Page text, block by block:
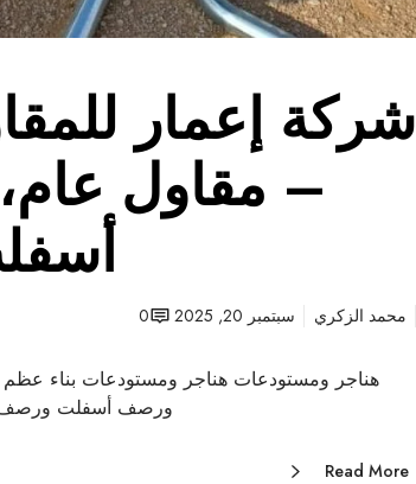
شركة إعمار
– مقاول
محمد الزكري سبتمبر 20, 2025 0
هناجر ومستودعات هناجر ومستودعات بناء
ورصف أسفلت ورصف
Read More